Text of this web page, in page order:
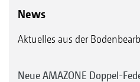
News
Aktuelles aus der
Neue AMAZONE Doppel-